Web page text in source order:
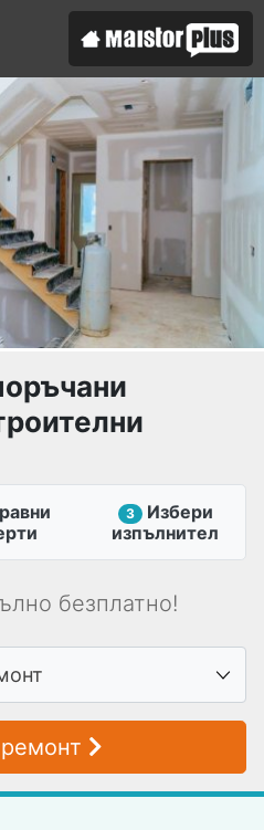
3
Избери
изпълнител
безплатно!